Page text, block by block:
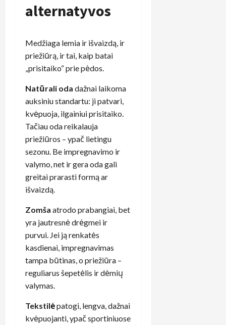
alternatyvos
Medžiaga lemia ir išvaizdą, ir
priežiūrą, ir tai, kaip batai
„prisitaiko“ prie pėdos.
Natūrali oda dažnai laikoma
auksiniu standartu: ji patvari,
kvėpuoja, ilgainiui prisitaiko.
Tačiau oda reikalauja
priežiūros – ypač lietingu
sezonu. Be impregnavimo ir
valymo, net ir gera oda gali
greitai prarasti formą ar
išvaizdą.
Zomša atrodo prabangiai, bet
yra jautresnė drėgmei ir
purvui. Jei ją renkatės
kasdienai, impregnavimas
tampa būtinas, o priežiūra –
reguliarus šepetėlis ir dėmių
valymas.
Tekstilėpatogi, lengva, dažnai
kvėpuojanti, ypač sportiniuose